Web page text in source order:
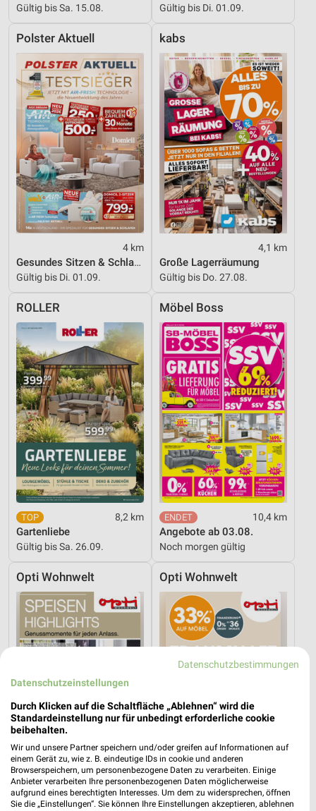
Gültig bis Sa. 15.08. Gültig bis Di. 01.09.
Polster Aktuell
4 km
Gesundes Sitzen & Schlafen
Gültig bis Di. 01.09.
kabs
4,1 km
Große Lagerräumung
Gültig bis Do. 27.08.
ROLLER
8,2 km
Gartenliebe
Gültig bis Sa. 26.09.
Möbel Boss
10,4 km
Angebote ab 03.08.
Noch morgen gültig
Opti Wohnwelt
10,4 km
Speisen Highlight
Opti Wohnwelt
10,4 km
Traumhaft schlafen!
Datenschutzbestimmungen
Datenschutzeinstellungen
Durch Klicken auf die Schaltfläche „Ablehnen“ wird die
Standardeinstellung nur für unbedingt erforderliche cookie
beibehalten.
Wir und unsere Partner speichern und/oder greifen auf Informationen auf
einem Gerät zu, wie z. B. eindeutige IDs in cookie und anderen
Browserspeichern, um personenbezogene Daten zu verarbeiten. Einige
Anbieter verarbeiten Ihre personenbezogenen Daten möglicherweise
aufgrund eines berechtigten Interesses. Um dem zu widersprechen, öffnen
Sie die „Einstellungen“. Sie können Ihre Einstellungen akzeptieren, ablehnen